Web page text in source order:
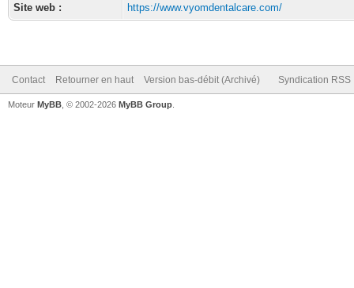
Site web : https://www.vyomdentalcare.com/
Contact Retourner en haut Version bas-débit (Archivé) Syndication RSS
Moteur MyBB , © 2002-2026 MyBB Group